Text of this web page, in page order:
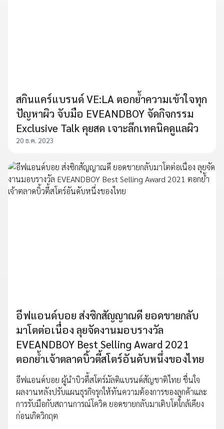
สกินแคร์แบรนด์ VE:LA ตอกย้ำความเข้าใจทุก
ปัญหาผิว จับมือ EVEANDBOY จัดกิจกรรม
Exclusive Talk คุยสด เจาะลึกเทคนิคดูแลผิว
20 ธ.ค. 2023
อีฟแอนด์บอย ส่งซิกสัญญาณดี ยอดขายกลับ
มาโตต่อเนื่อง ลุยจัดงานมอบรางวัล
EVEANDBOY Best Selling Award 2021
ตอกย้ำเจ้าตลาดบิ้วตี้สโตร์อันดับหนึ่งของไทย
อีฟแอนด์บอย ผู้นำบิวตี้สโตร์มัลติแบรนด์สัญชาติไทย ชื่นใจ
ผลงานหลังปรับแผนธุรกิจรุกให้ทันความต้องการของลูกค้าและ
การรับมือกับสถานการณ์โควิด ยอดขายกลับมาเติบโตใกล้เคียง
ก่อนเกิดวิกฤต